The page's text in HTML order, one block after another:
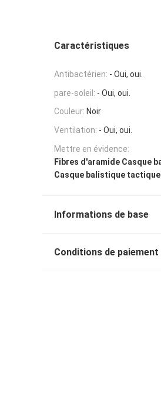
Caractéristiques
Antibactérien: - Oui, oui.
pare-soleil: - Oui, oui.
Couleur: Noir
Ventilation: - Oui, oui.
Mettre en évidence:
Fibres d'aramide Casque
Casque balistique
Informations de base
Conditions de